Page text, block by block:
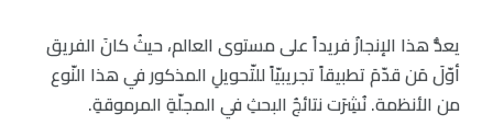
يعدُّ هذا الإنجازُ فريداً على مستوى العالم، حيثُ كانَ الفريق
أوّلَ مَن قدّمَ تطبيقاً تجريبيّاً للتّحويلِ المذكور في هذا النّوع
من الأنظمة. نُشِرَت نتائجُ البحثِ في المجلّةِ المرموقةِ.